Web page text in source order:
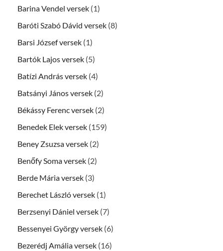
Barina Vendel versek (1)
Baróti Szabó Dávid versek (8)
Barsi József versek (1)
Bartók Lajos versek (5)
Batízi András versek (4)
Batsányi János versek (2)
Békássy Ferenc versek (2)
Benedek Elek versek (159)
Beney Zsuzsa versek (2)
Benőfy Soma versek (2)
Berde Mária versek (3)
Berechet László versek (1)
Berzsenyi Dániel versek (7)
Bessenyei György versek (6)
Bezerédj Amália versek (16)